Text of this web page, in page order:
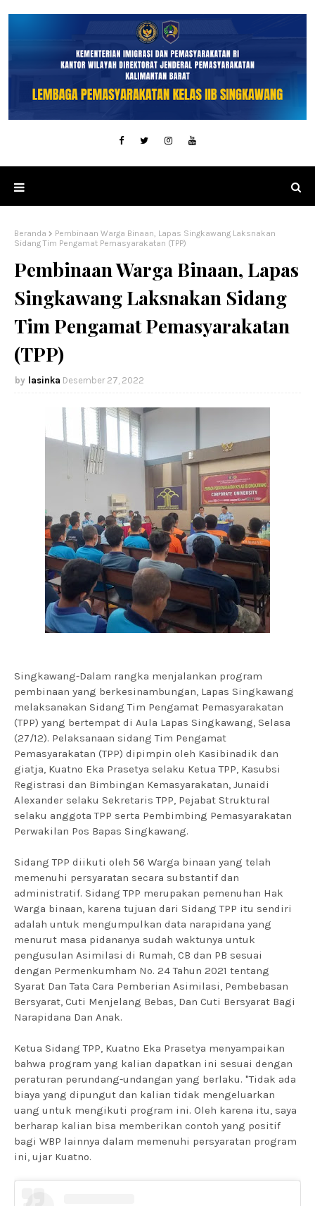
Beranda
Pembinaan Warga Binaan, Lapas Singkawang Laksnakan
Sidang Tim Pengamat Pemasyarakatan (TPP)
Pembinaan Warga Binaan, Lapas
Singkawang Laksnakan Sidang
Tim Pengamat Pemasyarakatan
(TPP)
lasinka Desember 27, 2022
Singkawang-Dalam rangka menjalankan program
pembinaan yang berkesinambungan, Lapas Singkawang
melaksanakan Sidang Tim Pengamat Pemasyarakatan
(TPP) yang bertempat di Aula Lapas Singkawang, Selasa
(27/12). Pelaksanaan sidang Tim Pengamat
Pemasyarakatan (TPP) dipimpin oleh Kasibinadik dan
giatja, Kuatno Eka Prasetya selaku Ketua TPP, Kasubsi
Registrasi dan Bimbingan Kemasyarakatan, Junaidi
Alexander selaku Sekretaris TPP, Pejabat Struktural
selaku anggota TPP serta Pembimbing Pemasyarakatan
Perwakilan Pos Bapas Singkawang.
Sidang TPP diikuti oleh 56 Warga binaan yang telah
memenuhi persyaratan secara substantif dan
administratif. Sidang TPP merupakan pemenuhan Hak
Warga binaan, karena tujuan dari Sidang TPP itu sendiri
adalah untuk mengumpulkan data narapidana yang
menurut masa pidananya sudah waktunya untuk
pengusulan Asimilasi di Rumah, CB dan PB sesuai
dengan Permenkumham No. 24 Tahun 2021 tentang
Syarat Dan Tata Cara Pemberian Asimilasi, Pembebasan
Bersyarat, Cuti Menjelang Bebas, Dan Cuti Bersyarat Bagi
Narapidana Dan Anak.
Ketua Sidang TPP, Kuatno Eka Prasetya menyampaikan
bahwa program yang kalian dapatkan ini sesuai dengan
peraturan perundang-undangan yang berlaku. "Tidak ada
biaya yang dipungut dan kalian tidak mengeluarkan
uang untuk mengikuti program ini. Oleh karena itu, saya
berharap kalian bisa memberikan contoh yang positif
bagi WBP lainnya dalam memenuhi persyaratan program
ini, ujar Kuatno.